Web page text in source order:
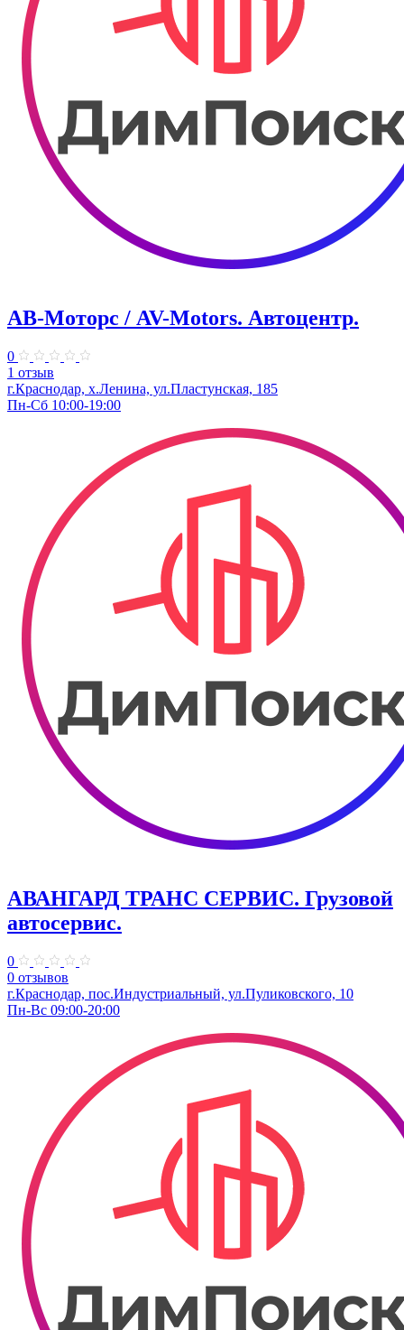
АВ-Моторс / AV-Motors. Автоцентр.
0
1 отзыв
г.Краснодар, х.Ленина, ул.Пластунская, 185
Пн-Сб 10:00-19:00
АВАНГАРД ТРАНС СЕРВИС. Грузовой
автосервис.
0
0 отзывов
г.Краснодар, пос.Индустриальный, ул.Пуликовского, 10
Пн-Вс 09:00-20:00